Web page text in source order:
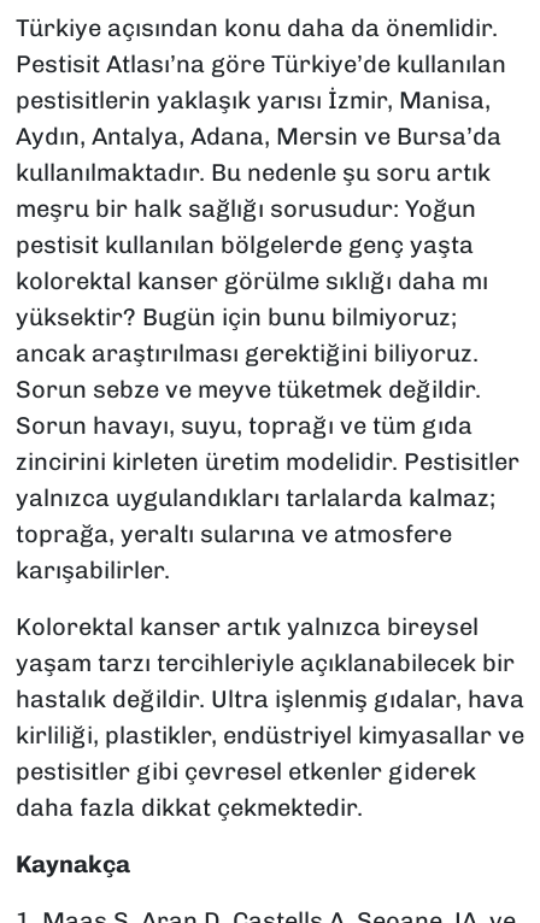
Türkiye açısından konu daha da önemlidir.
Pestisit Atlası’na göre Türkiye’de kullanılan
pestisitlerin yaklaşık yarısı İzmir, Manisa,
Aydın, Antalya, Adana, Mersin ve Bursa’da
kullanılmaktadır. Bu nedenle şu soru artık
meşru bir halk sağlığı sorusudur: Yoğun
pestisit kullanılan bölgelerde genç yaşta
kolorektal kanser görülme sıklığı daha mı
yüksektir? Bugün için bunu bilmiyoruz;
ancak araştırılması gerektiğini biliyoruz.
Sorun sebze ve meyve tüketmek değildir.
Sorun havayı, suyu, toprağı ve tüm gıda
zincirini kirleten üretim modelidir. Pestisitler
yalnızca uygulandıkları tarlalarda kalmaz;
toprağa, yeraltı sularına ve atmosfere
karışabilirler.
Kolorektal kanser artık yalnızca bireysel
yaşam tarzı tercihleriyle açıklanabilecek bir
hastalık değildir. Ultra işlenmiş gıdalar, hava
kirliliği, plastikler, endüstriyel kimyasallar ve
pestisitler gibi çevresel etkenler giderek
daha fazla dikkat çekmektedir.
Kaynakça